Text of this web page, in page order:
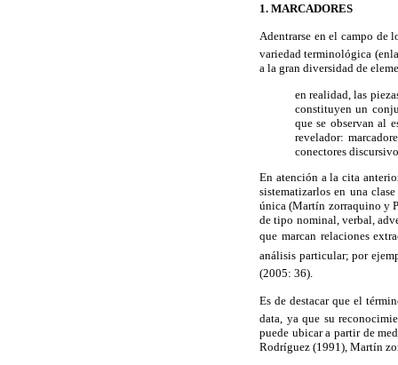
1. MARCADORES
Adentrarse en el campo de
variedad terminológica
a la gran diversidad de
en realidad, las
constituyen un
que se observan al
revelador:
conectores
En atención a la cita
sistematizarlos en una
única (Martín zorraquino y
de tipo nominal, verbal,
que marcan relaciones
análisis particular; por
(2005: 36).
Es de destacar que el
data, ya que su
puede ubicar a partir de
Rodríguez (1991), Martín